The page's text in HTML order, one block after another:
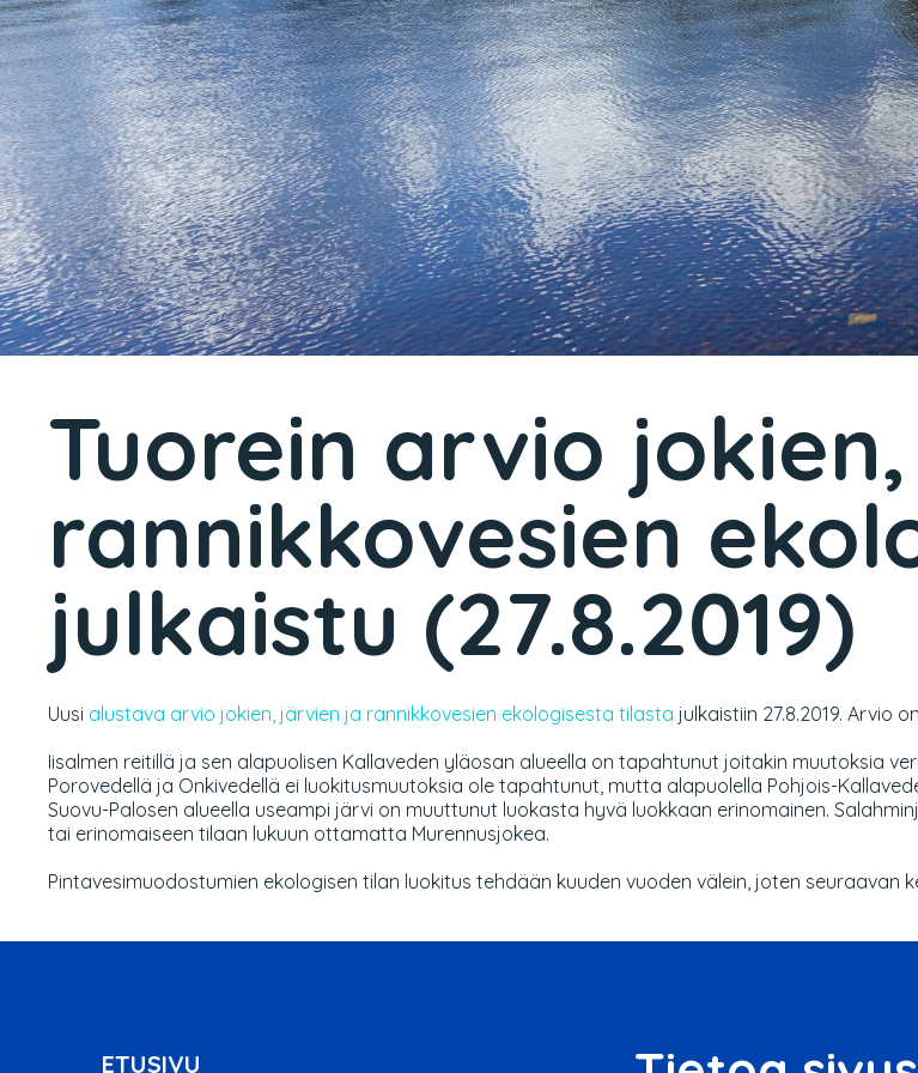
Tuorein arvio
rannikkovesien
julkaistu (27.8.2019)
Uusi alustava arvio jokien, järvien ja rannikkovesien ekologisesta tilasta julkaistiin 27.8.2019. Arvio
Iisalmen reitillä ja sen alapuolisen Kallaveden yläosan alueella on tapahtunut joitakin muutoksia
Porovedellä ja Onkivedellä ei luokitusmuutoksia ole tapahtunut, mutta alapuolella Pohjois-
Suovu-Palosen alueella useampi järvi on muuttunut luokasta hyvä luokkaan erinomainen.
tai erinomaiseen tilaan lukuun ottamatta Murennusjokea.
Pintavesimuodostumien ekologisen tilan luokitus tehdään kuuden vuoden välein, joten seuraavan
ETUSIVU